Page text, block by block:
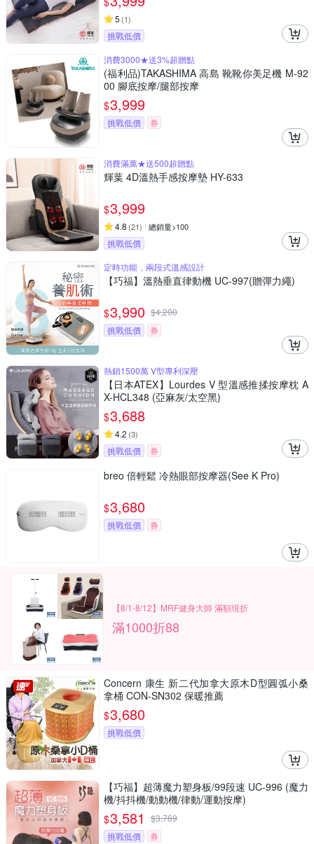
5 (1)
挑戰低價
消費3000★送3%超贈點
(福利品)TAKASHIMA 高島 靴靴你美足機 M-92
00 腳底按摩/腿部按摩
$3,999
挑戰低價 券
消費滿萬★送500超贈點
輝葉 4D溫熱手感按摩墊 HY-633
$3,999
4.8 (21) 總銷量>100
挑戰低價
定時功能，兩段式溫感設計
【巧福】溫熱垂直律動機 UC-997(贈彈力繩)
$3,990 $4,200
挑戰低價
券
熱銷1500萬 V型專利深壓
【日本ATEX】Lourdes V 型溫感推揉按摩枕 A
X-HCL348 (亞麻灰/太空黑)
$3,688
4.2 (3)
挑戰低價 券
breo 倍輕鬆 冷熱眼部按摩器(See K Pro)
$3,680
挑戰低價 券
【8/1-8/12】MRF健身大師 滿額現折
滿1000折88
Concern 康生 新二代加拿大原木D型圓弧小桑
拿桶 CON-SN302 保暖推薦
$3,680
挑戰低價
【巧福】超薄魔力塑身板/99段速 UC-996 (魔力
機/抖抖機/動動機/律動/運動按摩)
$3,581 $3,769
挑戰低價
券